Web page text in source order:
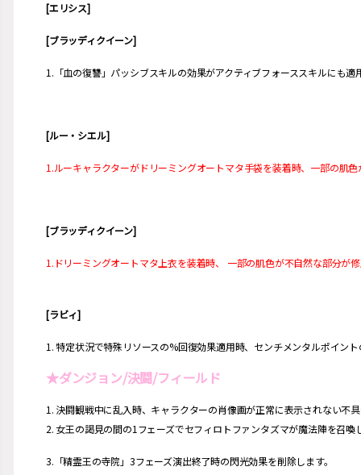
[エリシス]
[ブラッディクイーン]
1.「血の復讐」パッシブスキルの効果がアクティブフォーススキルにも
[ルー・シエル]
1.ルーキャラクターがドリーミングオートマタ手袋を装着時、一部の肌
[ブラッディクイーン]
1.ドリーミングオートマタ上衣を装着時、 一部の肌色が不自然な部分が
[ラビィ]
1. 特定状況で特殊リソースの%回復効果適用時、センチメンタルポイン
★ダンジョン/決闘/フィールド
1. 決闘観戦中に乱入時、キャラクターの肖像画が正常に表示されない不
2. 女王の謁見の間の1フェーズでセフィロトファンタズマが魔法陣を召
3.「精霊王の寺院」3フェーズ演出終了時の閃光効果を削除します。